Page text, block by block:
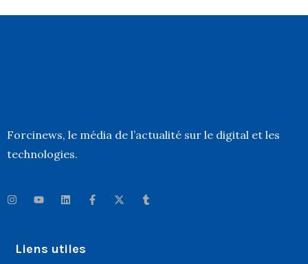
Forcinews, le média de l’actualité sur le digital et les
technologies.
Liens utiles